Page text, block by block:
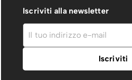
Iscriviti alla newsletter